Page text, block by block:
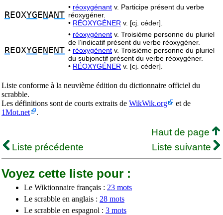
REOXYG E NANT
• réoxygénant v. Participe présent du verbe
réoxygéner.
• RÉOXYGÉNER v. [cj. céder].
REOXYG E N E NT
• réoxygènent v. Troisième personne du pluriel
de l’indicatif présent du verbe réoxygéner.
• réoxygènent v. Troisième personne du pluriel
du subjonctif présent du verbe réoxygéner.
• RÉOXYGÉNER v. [cj. céder].
Liste conforme à la neuvième édition du dictionnaire officiel du
scrabble.
Les définitions sont de courts extraits de WikWik.org
et de
1Mot.net
.
Haut de page
Liste précédente
Liste suivante
Voyez cette liste pour :
Le Wiktionnaire français : 23 mots
Le scrabble en anglais : 28 mots
Le scrabble en espagnol : 3 mots